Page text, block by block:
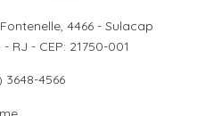
4466 - Sulacap
RJ - CEP: 21750-001
3648-4566